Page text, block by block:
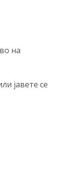
на
јавете се